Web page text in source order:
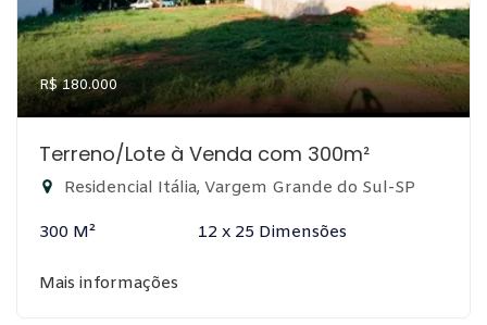
R$ 180.000
Terreno/Lote à Venda com 300m²
Residencial Itália, Vargem Grande do Sul-SP
300 M² 12 x 25 Dimensões
Mais informações